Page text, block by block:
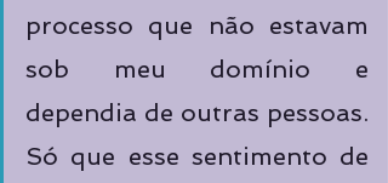
processo que não estavam
sob meu domínio e
dependia de outras pessoas.
Só que esse sentimento de